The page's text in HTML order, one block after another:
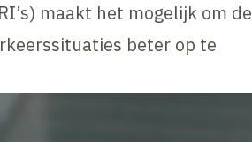
maakt het mogelijk om de
beter op te